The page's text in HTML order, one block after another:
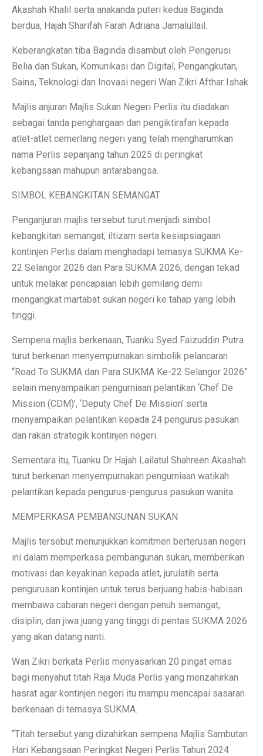
Akashah Khalil serta anakanda puteri kedua Baginda
berdua, Hajah Sharifah Farah Adriana Jamalullail.
Keberangkatan tiba Baginda disambut oleh Pengerusi
Belia dan Sukan, Komunikasi dan Digital, Pengangkutan,
Sains, Teknologi dan Inovasi negeri Wan Zikri Afthar Ishak.
Majlis anjuran Majlis Sukan Negeri Perlis itu diadakan
sebagai tanda penghargaan dan pengiktirafan kepada
atlet-atlet cemerlang negeri yang telah mengharumkan
nama Perlis sepanjang tahun 2025 di peringkat
kebangsaan mahupun antarabangsa.
SIMBOL KEBANGKITAN SEMANGAT
Penganjuran majlis tersebut turut menjadi simbol
kebangkitan semangat, iltizam serta kesiapsiagaan
kontinjen Perlis dalam menghadapi temasya SUKMA Ke-
22 Selangor 2026 dan Para SUKMA 2026, dengan tekad
untuk melakar pencapaian lebih gemilang demi
mengangkat martabat sukan negeri ke tahap yang lebih
tinggi.
Sempena majlis berkenaan, Tuanku Syed Faizuddin Putra
turut berkenan menyempurnakan simbolik pelancaran
“Road To SUKMA dan Para SUKMA Ke-22 Selangor 2026”
selain menyampaikan pengurniaan pelantikan ‘Chef De
Mission (CDM)’, ‘Deputy Chef De Mission’ serta
menyampaikan pelantikan kepada 24 pengurus pasukan
dan rakan strategik kontinjen negeri.
Sementara itu, Tuanku Dr Hajah Lailatul Shahreen Akashah
turut berkenan menyempurnakan pengurniaan watikah
pelantikan kepada pengurus-pengurus pasukan wanita.
MEMPERKASA PEMBANGUNAN SUKAN
Majlis tersebut menunjukkan komitmen berterusan negeri
ini dalam memperkasa pembangunan sukan, memberikan
motivasi dan keyakinan kepada atlet, jurulatih serta
pengurusan kontinjen untuk terus berjuang habis-habisan
membawa cabaran negeri dengan penuh semangat,
disiplin, dan jiwa juang yang tinggi di pentas SUKMA 2026
yang akan datang nanti.
Wan Zikri berkata Perlis menyasarkan 20 pingat emas
bagi menyahut titah Raja Muda Perlis yang menzahirkan
hasrat agar kontinjen negeri itu mampu mencapai sasaran
berkenaan di temasya SUKMA.
“Titah tersebut yang dizahirkan sempena Majlis Sambutan
Hari Kebangsaan Peringkat Negeri Perlis Tahun 2024